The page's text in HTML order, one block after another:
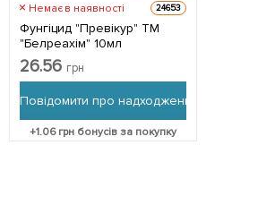
Немає в наявності 24653
Фунгіцид "Превікур" ТМ
"Белреахім" 10мл
26.56 грн
Повідомити про надходження
+1.06грн бонусів за покупку